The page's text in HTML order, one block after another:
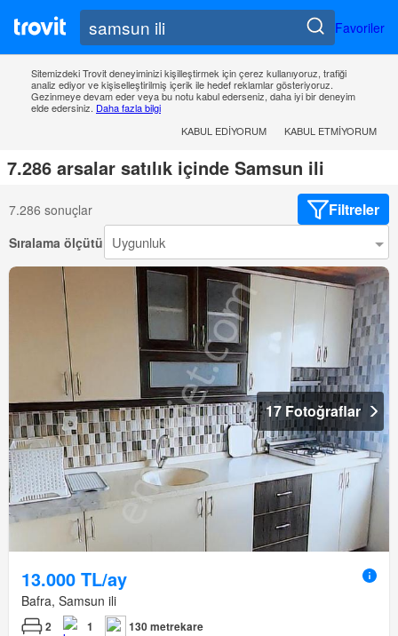
Favoriler
Sitemizdeki Trovit deneyiminizi kişilleştirmek için çerez kullanıyoruz, trafiği
analiz ediyor ve kişiselleştirilmiş içerik ile hedef reklamlar gösteriyoruz.
Gezinmeye devam eder veya bu notu kabul ederseniz, daha iyi bir deneyim
elde edersiniz. Daha fazla bilgi
KABUL EDIYORUM
KABUL ETMIYORUM
7.286 arsalar satılık içinde Samsun ili
7.286 sonuçlar Filtreler
Sıralama ölçütü
17 Fotoğraflar
13.000 TL/ay
Bafra, Samsun ili
2 1 130 metrekare